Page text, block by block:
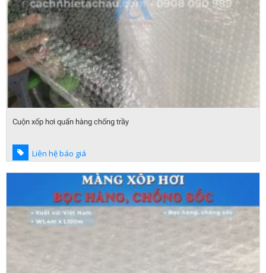
Cuộn xốp hơi quấn hàng chống trầy
Liên hệ báo giá